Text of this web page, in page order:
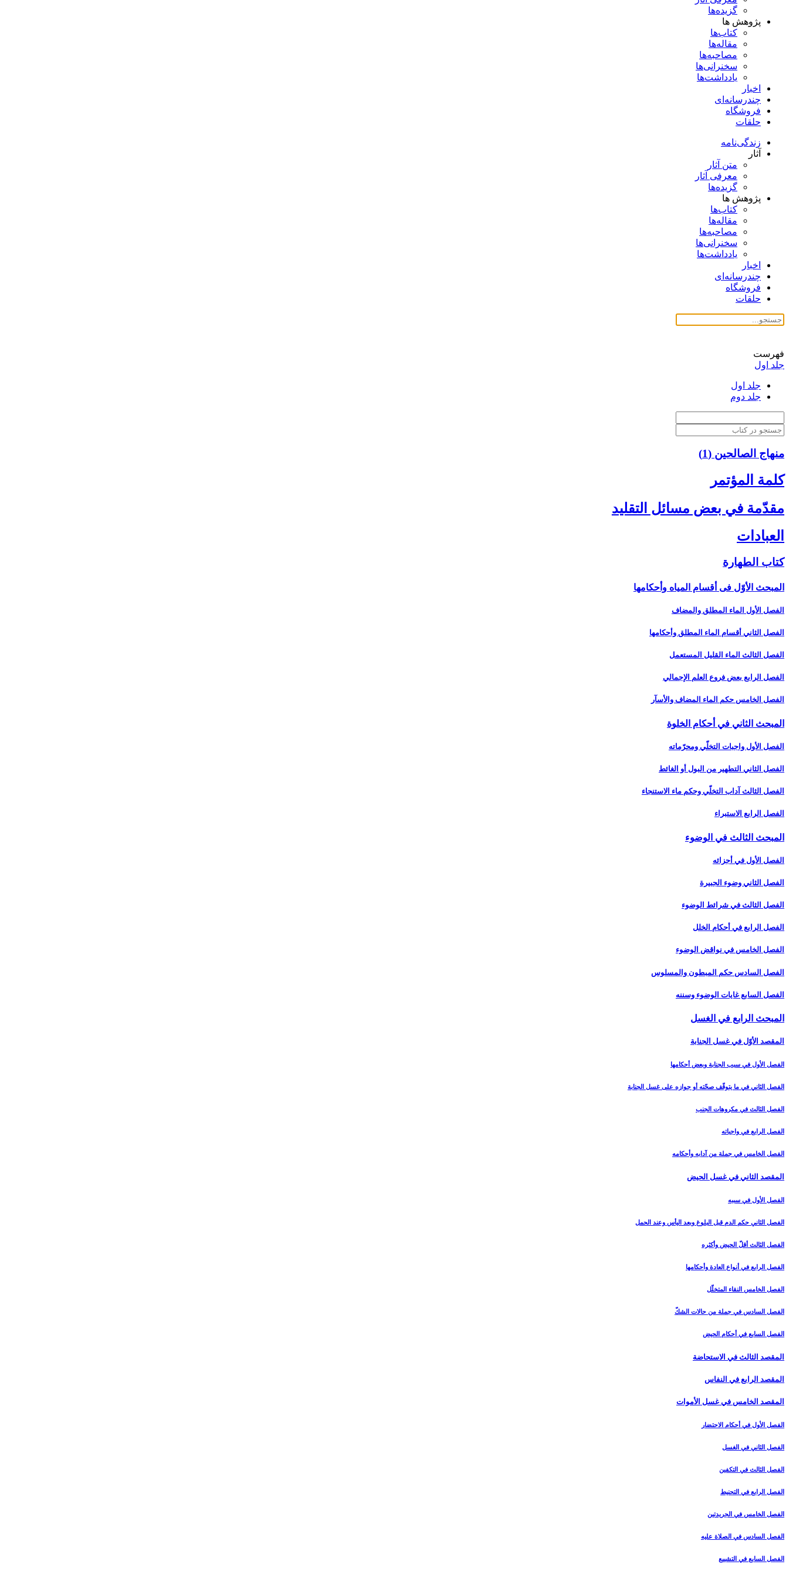
گزیده‌ها
پژوهش ها
کتاب‌ها
مقاله‌ها
مصاحبه‌ها
سخنرانی‌ها
یادداشت‌ها
اخبار
چندرسانه‌ای
فروشگاه
حلقات
زندگی‌نامه
آثار
متن آثار
معرفی آثار
گزیده‌ها
پژوهش ها
کتاب‌ها
مقاله‌ها
مصاحبه‌ها
سخنرانی‌ها
یادداشت‌ها
اخبار
چندرسانه‌ای
فروشگاه
حلقات
فهرست
جلد اول
جلد اول
جلد دوم
منهاج الصالحین (1)
كلمة المؤتمر
مقدّمة في بعض مسائل التقليد
العبادات‏
كتاب الطهارة
المبحث الأوّل فى أقسام المياه وأحكامها
الفصل الأول الماء المطلق والمضاف‏
الفصل الثاني أقسام الماء المطلق وأحكامها
الفصل الثالث الماء القليل المستعمل‏
الفصل الرابع بعض فروع العلم الإجمالي‏
الفصل الخامس حكم الماء المضاف والأسآر
المبحث الثاني في أحكام الخلوة
الفصل الأول واجبات التخلّي ومحرّماته‏
الفصل الثاني التطهير من البول أو الغائط
الفصل الثالث آداب التخلّي وحكم ماء الاستنجاء
الفصل الرابع الاستبراء
المبحث الثالث في الوضوء
الفصل الأول في أجزائه‏
الفصل الثاني وضوء الجبيرة
الفصل الثالث في شرائط الوضوء
الفصل الرابع في أحكام الخلل
الفصل الخامس في نواقض الوضوء
الفصل السادس حكم المبطون والمسلوس‏
الفصل السابع غايات الوضوء وسننه‏
المبحث الرابع في الغسل‏
المقصد الأوّل في غسل الجنابة
الفصل الأول في سبب الجنابة وبعض أحكامها
الفصل الثاني في ما يتوقّف صحّته أو جوازه على غسل الجنابة
الفصل الثالث في مكروهات الجنب‏
الفصل الرابع في واجباته
الفصل الخامس في جملة من آدابه وأحكامه‏
المقصد الثاني في غسل الحيض‏
الفصل الأول في سببه
الفصل الثاني حكم الدم قبل البلوغ وبعد اليأس وعند الحمل‏
الفصل الثالث أقلّ الحيض وأكثره‏
الفصل الرابع في أنواع العادة وأحكامها
الفصل الخامس النقاء المتخلّل‏
الفصل السادس في جملة من حالات الشكّ‏
الفصل السابع في أحكام الحيض
المقصد الثالث في الاستحاضة
المقصد الرابع في النفاس‏
المقصد الخامس في غسل الأموات‏
الفصل الأول في أحكام الاحتضار
الفصل الثاني في الغسل
الفصل الثالث في التكفين
الفصل الرابع‏ في التحنيط
الفصل الخامس في الجريدتين
الفصل السادس في الصلاة عليه
الفصل السابع في التشييع